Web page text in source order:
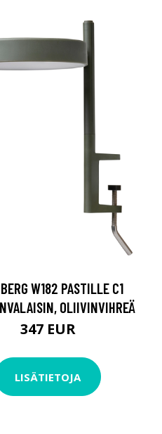
W182 PASTILLE C1
OLIIVINVIHREÄ
347 EUR
LISÄTIETOJA